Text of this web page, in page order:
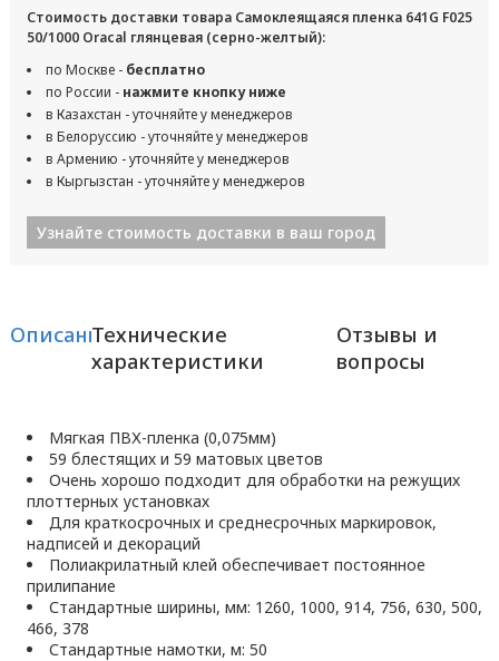
Стоимость доставки товара Самоклеящаяся пленка 641G F025
50/1000 Oracal глянцевая (серно-желтый):
по Москве - бесплатно
по России - нажмите кнопку ниже
в Казахстан - уточняйте у менеджеров
в Белоруссию - уточняйте у менеджеров
в Армению - уточняйте у менеджеров
в Кыргызстан - уточняйте у менеджеров
Узнайте стоимость доставки в ваш город
ОписаниеТехнические
характеристики
Отзывы и
вопросы
Мягкая ПВХ-пленка (0,075мм)
59 блестящих и 59 матовых цветов
Очень хорошо подходит для обработки на режущих
плоттерных установках
Для краткосрочных и среднесрочных маркировок,
надписей и декораций
Полиакрилатный клей обеспечивает постоянное
прилипание
Стандартные ширины, мм: 1260, 1000, 914, 756, 630, 500,
466, 378
Стандартные намотки, м: 50